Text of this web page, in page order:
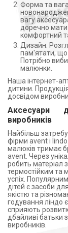
Форма та
вагу
доречно мати
комфортний
Дизайн.
пам'ятати, що
Потрібно
малюнки.
Наша інтернет-
дитини.
досвідом
Аксесуари
виробників
Найбільш
фірми avent і
малюків тримає
avent. Через
робить матеріал
термостійким та
успіх.
дітей є засоби
якістю та
годування ліндо
сприяють
дбайливі батьки
виробників.